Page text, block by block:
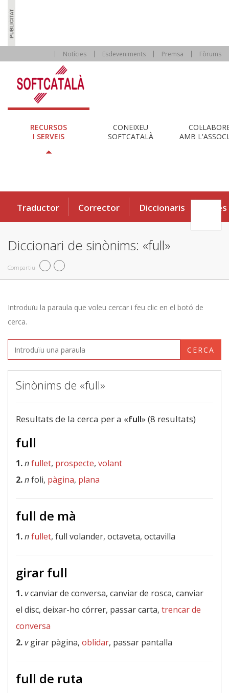
Notícies Esdeveniments Premsa Fòrums
RECURSOS
I SERVEIS
CONEIXEU
SOFTCATALÀ
AMB
Traductor Corrector Diccionaris Eines
Diccionari de sinònims: «full»
Compartiu
Introduïu la paraula que voleu cercar i feu clic en el botó de
cerca.
CERCA
Sinònims de «full»
Resultats de la cerca per a «full» (8 resultats)
full
1.nfullet, prospecte, volant
2.nfoli, pàgina, plana
full de mà
1.nfullet, full volander, octaveta, octavilla
girar full
1.vcanviar de conversa, canviar de rosca, canviar
el disc, deixar-ho córrer, passar carta, trencar de
conversa
2.vgirar pàgina, oblidar, passar pantalla
full de ruta